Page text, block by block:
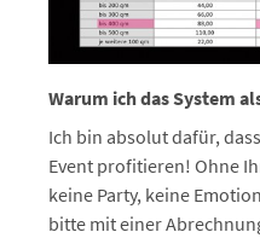
Warum ich das System
Ich bin absolut dafür,
Event profitieren! Ohne
keine Party, keine
bitte mit einer